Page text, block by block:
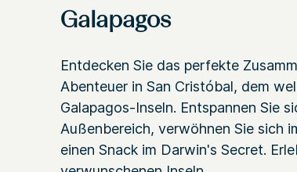
Galapagos
Entdecken Sie das perfekte
Abenteuer in San Cristóbal, dem
Galapagos-Inseln. Entspannen Sie
Außenbereich, verwöhnen Sie sich
einen Snack im Darwin's Secret.